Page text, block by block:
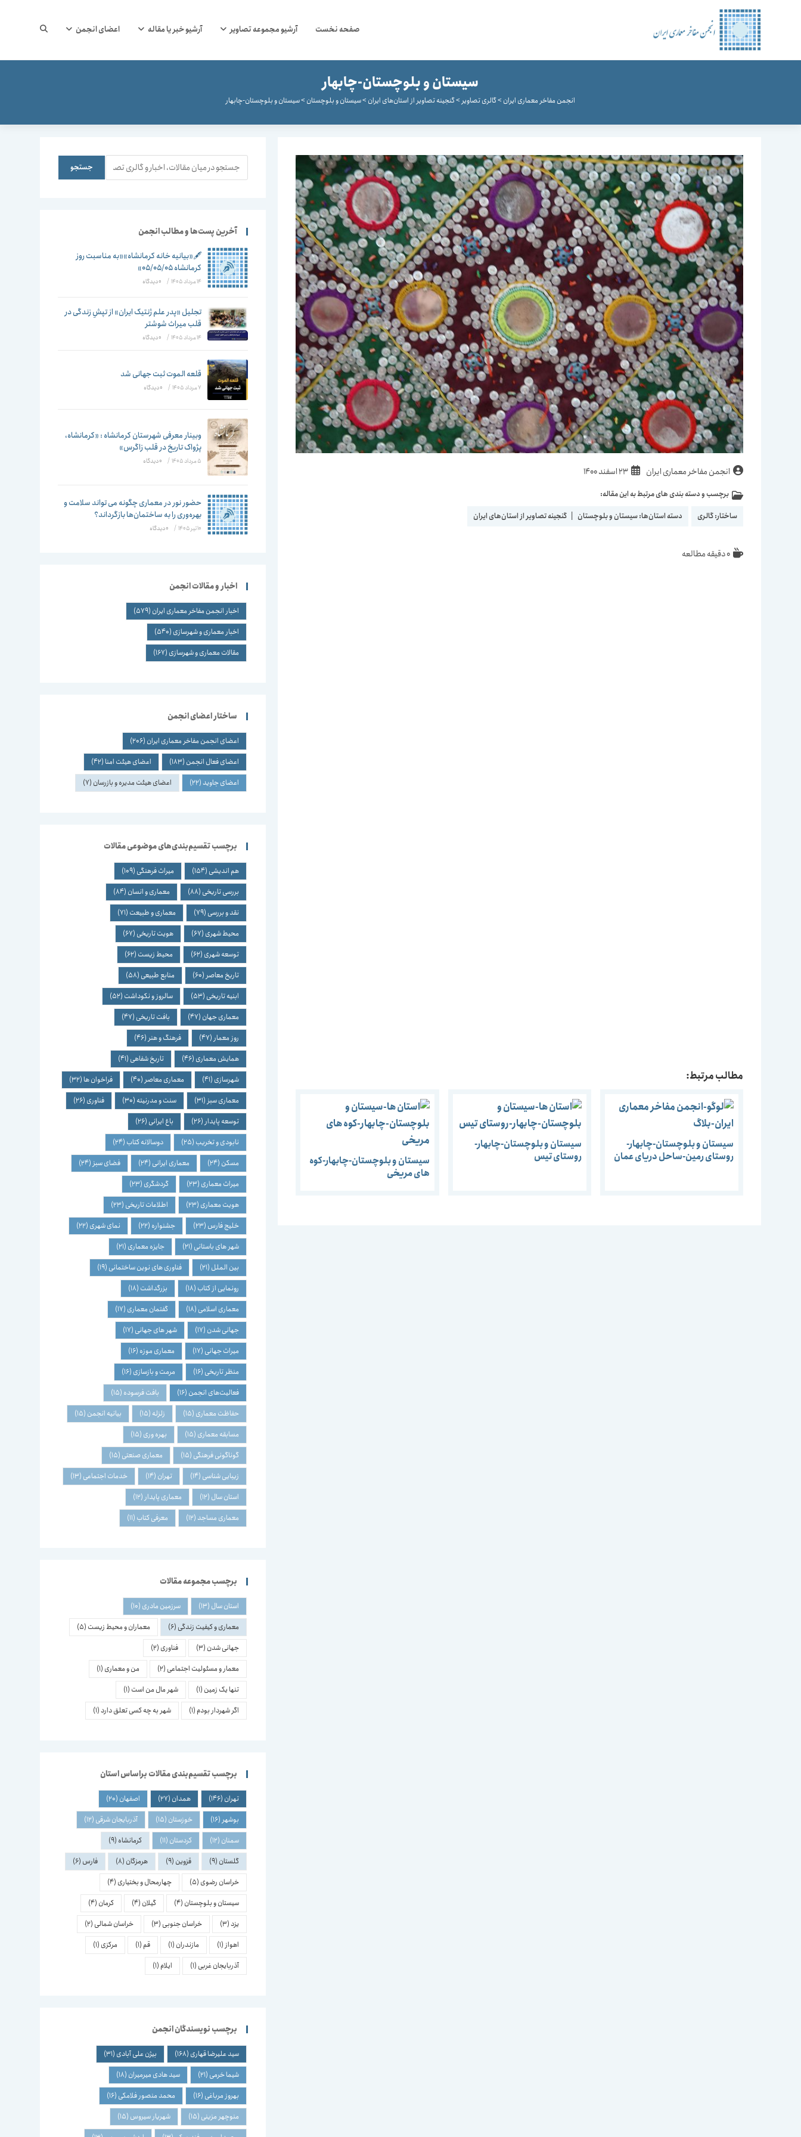
صفحه نخست آرشیو مجموعه تصاویر آرشیو خبر یا مقاله اعضای انجمن جستجوی
سیستان و بلوچستان-چابهار
انجمن مفاخر معماری ایران >گالری تصاویر >گنجینه تصاویر از استان‌های ایران >سیستان و بلوچستان >سیستان و بلوچستان-چابهار
نویسندهٔانجمن مفاخر معماری ایران نوشته
شده
23 اسفند 1400
دسته‌برچسب و دسته بندی های مرتبط به این مقاله:
ساختار:گالری دسته استان‌ها:سیستان و بلوچستان گنجینه تصاویر از استان‌های ایران
زمان0 دقیقه مطالعه
مطالب مرتبط:
سیستان و بلوچستان-چابهار-
روستای رمین-ساحل دریای عمان
سیستان و بلوچستان-چابهار-
روستای تیس
سیستان و بلوچستان-چابهار-کوه
های مریخی
جستجو جستجو
آخرین پست‌ها و مطالب انجمن
🖋️«بیانیه خانه کرمانشاه»«به مناسبت روز
کرمانشاه ۰۵/۰۵/۰۵»
14 مرداد 1405 / ۰ دیدگاه
تجلیل «پدر علم ژنتیک ایران» از تپشِ زندگی در
قلب میراث شوشتر
14 مرداد 1405 / ۰ دیدگاه
قلعه الموت ثبت جهانی شد
7 مرداد 1405 / ۰ دیدگاه
وبینار معرفی شهرستان کرمانشاه : «کرمانشاه،
پژواک تاریخ در قلب زاگرس»
5 مرداد 1405 / ۰ دیدگاه
حضور نور در معماری چگونه می تواند سلامت و
بهره‌وری را به ساختمان‌ها بازگرداند؟
10 تیر 1405 / ۰ دیدگاه
اخبار و مقالات انجمن
اخبار انجمن مفاخر معماری ایران (579)
اخبار معماری و شهرسازی (540)
مقالات معماری و شهرسازی (167)
ساختار اعضای انجمن
اعضای انجمن مفاخر معماری ایران (206)
اعضای فعال انجمن (183) اعضای هیئت امنا(42)
اعضای جاوید(22) اعضای هیئت مدیره و بازرسان (7)
برچسب تقسیم‌بندی‌های موضوعی مقالات
هم اندیشی (154) میراث فرهنگی (109)
بررسی تاریخی (88) معماری و انسان (84)
نقد و بررسی (79) معماری و طبیعت (71)
محیط شهری (67) هویت تاریخی (67)
توسعه شهری (62) محیط زیست (62)
تاریخ معاصر (60) منابع طبیعی (58)
ابنیه تاریخی (53) سالروز و نکوداشت (52)
معماری جهان (47) بافت تاریخی (47)
روز معمار (47) فرهنگ و هنر (46)
همایش معماری (46) تاریخ شفاهی (41)
شهرسازی (41) معماری معاصر (40) فراخوان ها(32)
معماری سبز (31) سنت و مدرنیته (30) فناوری (26)
توسعه پایدار (26) باغ ایرانی (26)
نابودی و تخریب (25) دوسالانه کتاب (24)
مسکن (24) معماری ایرانی (24) فضای سبز (24)
میراث معماری (23) گردشگری (23)
هویت معماری (23) اطلاعات تاریخی (23)
خلیج فارس (23) جشنواره (22) نمای شهری (22)
شهر های باستانی (21) جایزه معماری (21)
بین الملل (21) فناوری های نوین ساختمانی (19)
رونمایی از کتاب (18) بزرگداشت (18)
معماری اسلامی (18) گفتمان معماری (17)
جهانی شدن (17) شهر های جهانی (17)
میراث جهانی (17) معماری موزه (16)
منظر تاریخی (16) مرمت و بازسازی (16)
فعالیت‌های انجمن (16) بافت فرسوده (15)
حفاظت معماری (15) زلزله (15) بیانیه انجمن (15)
مسابقه معماری (15) بهره وری (15)
گوناگونی فرهنگی (15) معماری صنعتی (15)
زیبایی شناسی (14) تهران (14) خدمات اجتماعی (13)
استان سال (12) معماری پایدار (12)
معماری مساجد(12) معرفی کتاب (11)
برچسب مجموعه مقالات
استان سال (13) سرزمین مادری (10)
معماری و کیفیت زندگی (6) معماران و محیط زیست (5)
جهانی شدن (3) فناوری (2)
معمار و مسئولیت اجتماعی (2) من و معماری (1)
تنها یک زمین (1) شهر مال من است (1)
اگر شهردار بودم (1) شهر به چه کسی تعلق دارد(1)
برچسب تقسیم‌بندی مقالات براساس استان
تهران (146) همدان (27) اصفهان (20)
بوشهر (16) خوزستان (15) آذربایجان شرقی (12)
سمنان (12) کردستان (11) کرمانشاه (9)
گلستان (9) قزوین (9) هرمزگان (8) فارس (6)
خراسان رضوی (5) چهارمحال و بختیاری (4)
سیستان و بلوچستان (4) گیلان (4) کرمان (4)
یزد(3) خراسان جنوبی (3) خراسان شمالی (2)
اهواز (1) مازندران (1) قم (1) مرکزی (1)
آذربایجان غربی (1) ایلام (1)
برچسب نویسندگان انجمن
سید علیرضا قهاری (168) بیژن علی آبادی (31)
شیما خرمی (21) سید هادی میرمیران (18)
بهروز مرباغی (16) محمد منصور فلامکی (16)
منوچهر مزینی (15) شهریار سیروس (15)